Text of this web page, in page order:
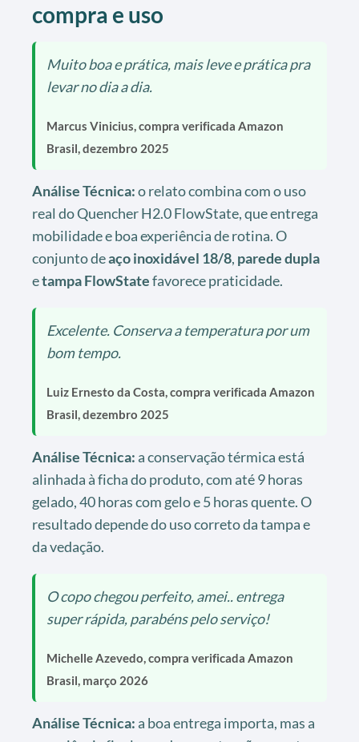
compra e uso
Muito boa e prática, mais leve e prática pra
levar no dia a dia.
Marcus Vinicius, compra verificada Amazon
Brasil, dezembro 2025
Análise Técnica:o relato combina com o uso
real do Quencher H2.0 FlowState, que entrega
mobilidade e boa experiência de rotina. O
conjunto deaço inoxidável 18/8, parede dupla
etampa FlowStatefavorece praticidade.
Excelente. Conserva a temperatura por um
bom tempo.
Luiz Ernesto da Costa, compra verificada Amazon
Brasil, dezembro 2025
Análise Técnica: a conservação térmica está
alinhada à ficha do produto, com até 9 horas
gelado, 40 horas com gelo e 5 horas quente. O
resultado depende do uso correto da tampa e
da vedação.
O copo chegou perfeito, amei.. entrega
super rápida, parabéns pelo serviço!
Michelle Azevedo, compra verificada Amazon
Brasil, março 2026
Análise Técnica: a boa entrega importa, mas a